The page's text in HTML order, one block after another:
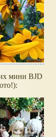
мини BJD